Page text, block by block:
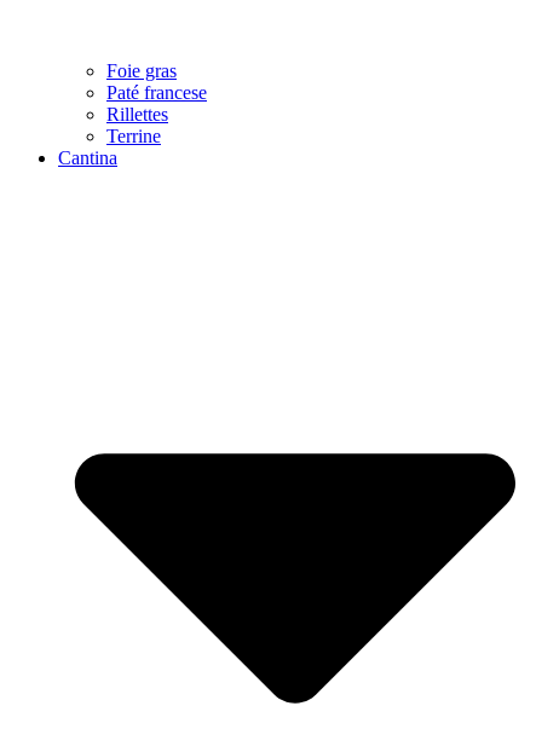
Foie gras
Paté francese
Rillettes
Terrine
Cantina